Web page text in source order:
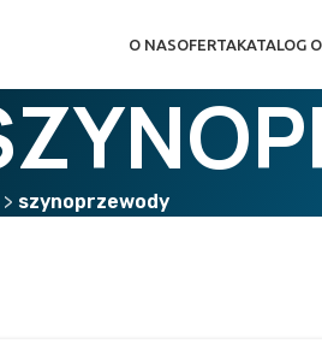
O NASOFERTAKATALOG
> szynoprzewody